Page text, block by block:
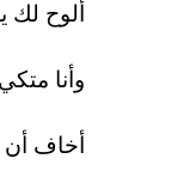
ألوح لك
وأنا
أخاف أن